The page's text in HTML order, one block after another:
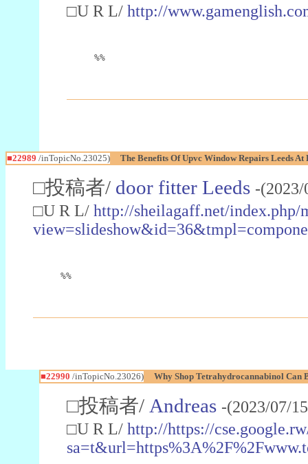
□U R L/ http://
%%
■22989 /inTopicNo.23025) The Benefits Of Upvc Window Repairs Leeds
□投稿者/ door fitter Leeds -
□U R L/ http://sheilagaff.net/index.php/
%%
■22990 /inTopicNo.23026) Why Shop Tetrahydrocannabinol Can
□投稿者/ Andreas -(2023/07/
□U R L/ http://https://